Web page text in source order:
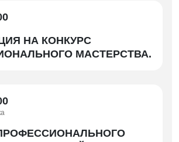
НА КОНКУРС
МАСТЕРСТВА.